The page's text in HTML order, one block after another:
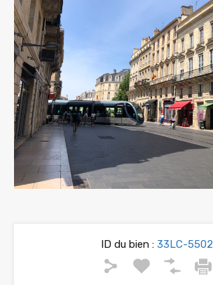
ID du bien : 33LC-5502